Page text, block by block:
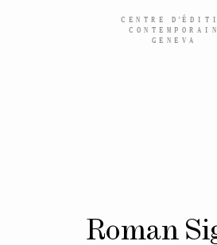
CENTRE D’
GENEVA
Roman